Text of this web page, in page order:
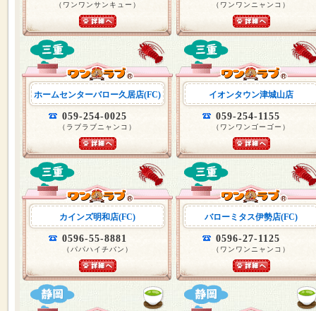
（ワンワンサンキュー） （ワンワンニャンコ）
ホームセンターバロー久居店(FC)
059-254-0025
（ラブラブニャンコ）
イオンタウン津城山店
059-254-1155
（ワンワンゴーゴー）
カインズ明和店(FC)
0596-55-8881
（パパハイチバン）
バローミタス伊勢店(FC)
0596-27-1125
（ワンワンニャンコ）